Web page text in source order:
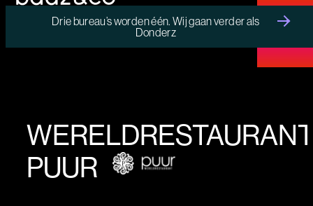
Drie bureau’s worden één. Wij gaan verder als
Donderz
PUUR